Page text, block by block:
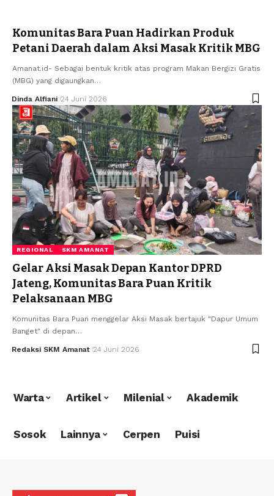
Komunitas Bara Puan Hadirkan Produk
Petani Daerah dalam Aksi Masak Kritik MBG
Amanat.id- Sebagai bentuk kritik atas program Makan Bergizi Gratis
(MBG) yang digaungkan…
Dinda Alfiani 24 Juni 2026
REGIONAL SKM AMANAT
Gelar Aksi Masak Depan Kantor DPRD
Jateng, Komunitas Bara Puan Kritik
Pelaksanaan MBG
Komunitas Bara Puan menggelar Aksi Masak bertajuk "Dapur Umum
Banget" di depan…
Redaksi SKM Amanat 24 Juni 2026
Warta Artikel Milenial Akademik
Sosok Lainnya Cerpen Puisi